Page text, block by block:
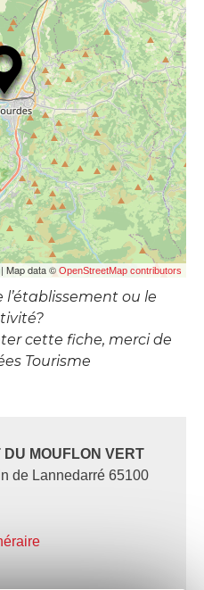
| Map data © OpenStreetMap contributors
ou le
cette fiche, merci de
Tourisme
MOUFLON VERT
de Lannedarré 65100